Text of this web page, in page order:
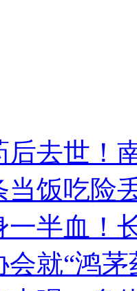
后去世！
当饭吃险
一半血！
就“鸿茅